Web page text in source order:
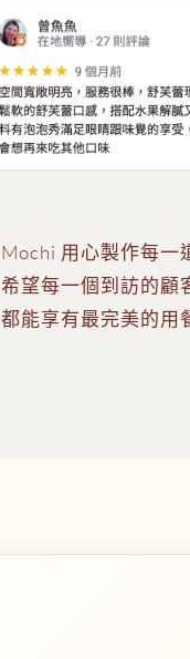
Mochi 用心製作每一
希望每一個到訪的顧
都能享有最完美的用